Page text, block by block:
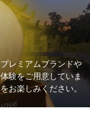
レミアムブランドや
験をご用意していま
お楽しみください。